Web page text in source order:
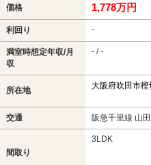
価格 1,778万円
利回り -
満室時想定年収/月
収
- / -
所在地 大阪府吹田市樫
交通 阪急千里線 山
間取り
3LDK